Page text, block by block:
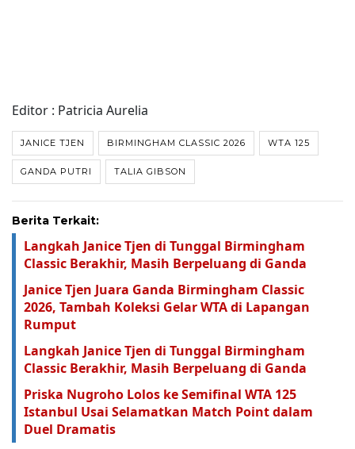
Editor : Patricia Aurelia
JANICE TJEN BIRMINGHAM CLASSIC 2026 WTA 125
GANDA PUTRI TALIA GIBSON
Berita Terkait:
Langkah Janice Tjen di Tunggal Birmingham
Classic Berakhir, Masih Berpeluang di Ganda
Janice Tjen Juara Ganda Birmingham Classic
2026, Tambah Koleksi Gelar WTA di Lapangan
Rumput
Langkah Janice Tjen di Tunggal Birmingham
Classic Berakhir, Masih Berpeluang di Ganda
Priska Nugroho Lolos ke Semifinal WTA 125
Istanbul Usai Selamatkan Match Point dalam
Duel Dramatis